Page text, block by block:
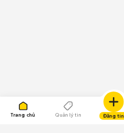
Trang chủ Quản lý tin Đăng tin